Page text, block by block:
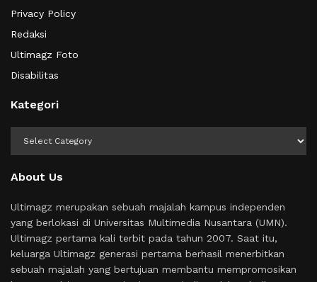
Privacy Policy
Redaksi
Ultimagz Foto
Disabilitas
Kategori
About Us
Ultimagz merupakan sebuah majalah kampus independen
yang berlokasi di Universitas Multimedia Nusantara (UMN).
Ultimagz pertama kali terbit pada tahun 2007. Saat itu,
keluarga Ultimagz generasi pertama berhasil menerbitkan
sebuah majalah yang bertujuan membantu mempromosikan